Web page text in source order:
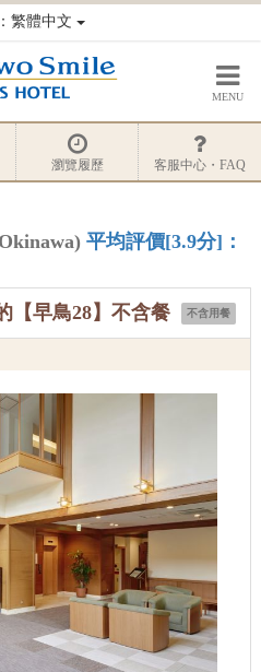
繁體中文
MENU
瀏覽履歷 客服中心・FAQ
平均評價[3.9分]：
不含用餐
【早鳥28】不含餐